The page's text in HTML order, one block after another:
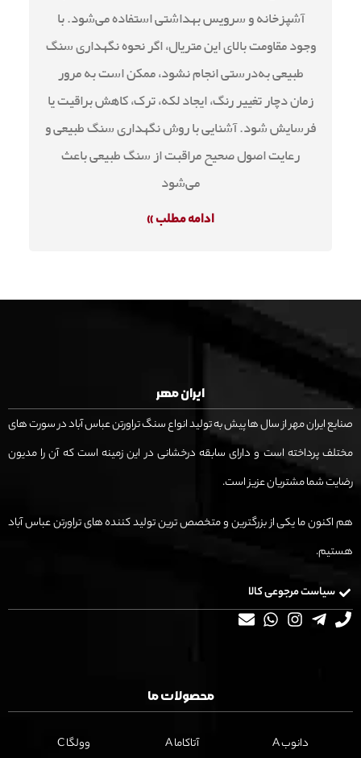
آشپزخانه و سرویس بهداشتی استفاده می‌شود. با
وجود مقاومت بالای این متریال، اگر نحوه نگهداری سنگ
طبیعی به‌درستی انجام نشود، ممکن است به مرور
زمان دچار تغییر رنگ، ایجاد لکه، ترک، کاهش براقیت یا
فرسایش شود. آشنایی با روش نگهداری سنگ طبیعی و
رعایت اصول صحیح مراقبت از سنگ طبیعی باعث
می‌شود
ادامه مطلب »
ایران مهر
صنایع ایران مهر از سال ها پیش به تولید انواع سنگ تراورتن عباس آباد در سورت های
مختلف پرداخته است و دارای سابقه درخشانی در این زمینه است که آن را مدیون
رضایت شما مشتریان عزیز است.
هم اکنون ما یکی از بزرگترین و متخصص ترین تولید کننده های تراورتن عباس آباد
هستیم.
سیاست مرجوعی کالا
محصولات ما
دانوب A
آتاکاما A
وولگا C